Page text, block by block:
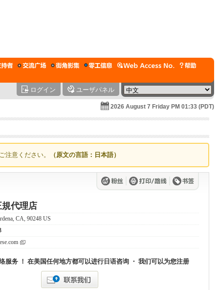
ログイン ユーザパネル
2026 August 7 Friday PM 01:33 (PDT)
注意ください。 （原文の言語：日本語）
代理店
CA, 90248 US
服务 ！ 在美国任何地方都可以进行日语咨询 ・ 我们可以为您注册